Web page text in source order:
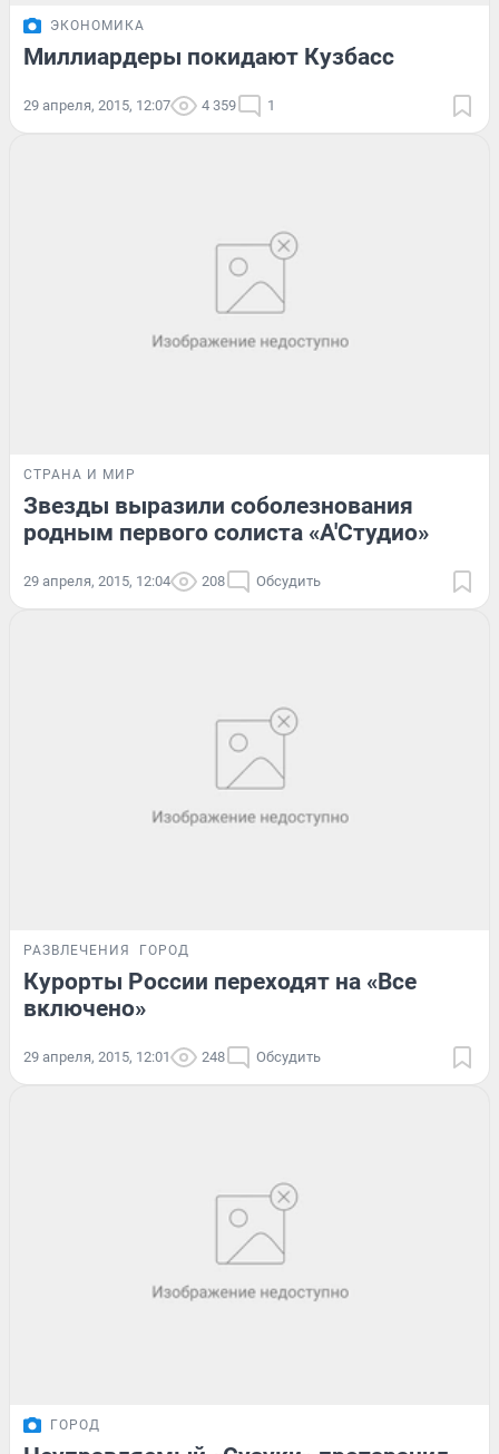
ЭКОНОМИКА
Миллиардеры покидают Кузбасс
29 апреля, 2015, 12:07 4 359 1
СТРАНА И МИР
Звезды выразили соболезнования
родным первого солиста «А'Студио»
29 апреля, 2015, 12:04 208 Обсудить
РАЗВЛЕЧЕНИЯ ГОРОД
Курорты России переходят на «Все
включено»
29 апреля, 2015, 12:01 248 Обсудить
ГОРОД